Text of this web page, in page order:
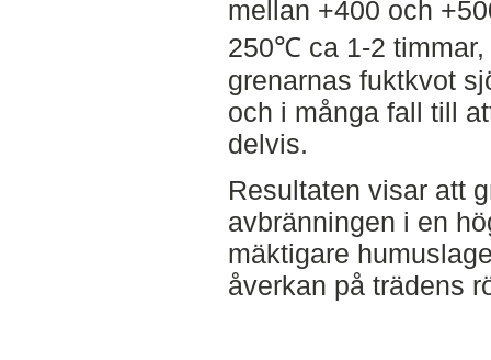
mellan +400 och
250℃ ca 1-2
grenarnas fuktkvot
och i många fall till
delvis.
Resultaten visar att
avbränningen i en
mäktigare
åverkan på trädens